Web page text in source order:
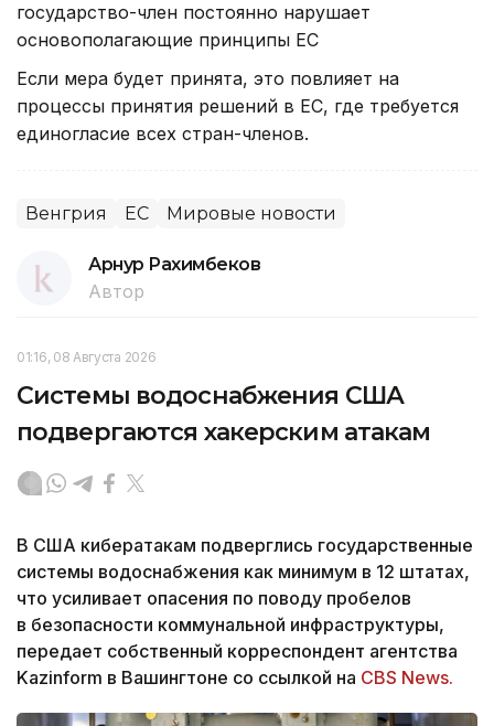
государство-член постоянно нарушает
основополагающие принципы ЕС
Если мера будет принята, это повлияет на
процессы принятия решений в ЕС, где требуется
единогласие всех стран-членов.
Венгрия ЕС Мировые новости
Арнур Рахимбеков
Автор
01:16, 08 Августа 2026
Системы водоснабжения США
подвергаются хакерским атакам
В США кибератакам подверглись государственные
системы водоснабжения как минимум в 12 штатах,
что усиливает опасения по поводу пробелов
в безопасности коммунальной инфраструктуры,
передает собственный корреспондент агентства
Kazinform в Вашингтоне со ссылкой на CBS News.